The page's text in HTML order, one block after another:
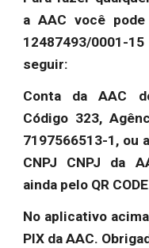
a AAC você
12487493/0001-
seguir:
Conta da AAC
Código 323,
7197566513-1, ou
CNPJ CNPJ da
ainda pelo QR
No aplicativo
PIX da AAC.